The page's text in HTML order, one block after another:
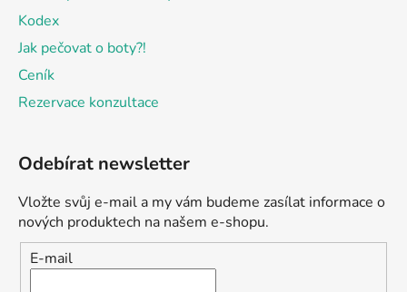
Kodex
Jak pečovat o boty?!
Ceník
Rezervace konzultace
Odebírat newsletter
Vložte svůj e-mail a my vám budeme zasílat informace o
nových produktech na našem e-shopu.
E-mail